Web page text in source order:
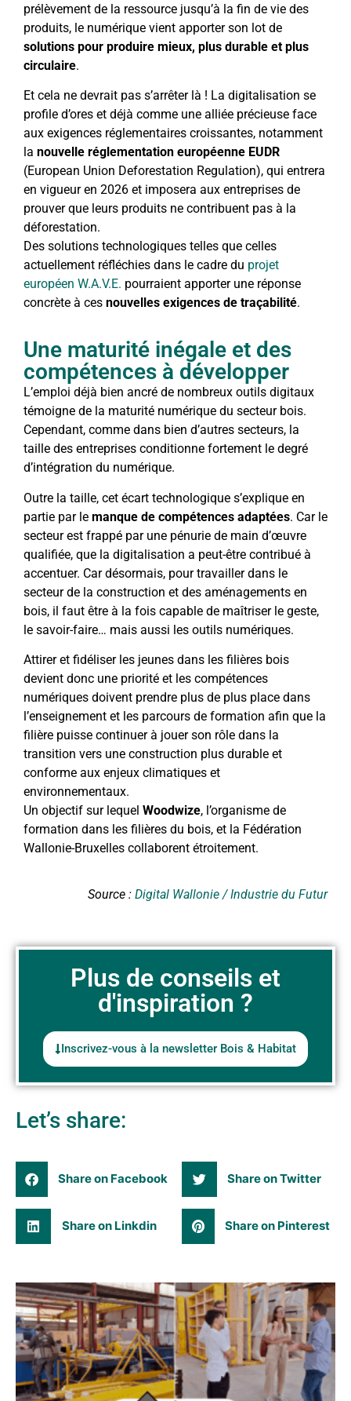
prélèvement de la ressource jusqu’à la fin de vie des
produits, le numérique vient apporter son lot de
solutions pour produire mieux, plus durable et plus
circulaire.
Et cela ne devrait pas s’arrêter là ! La digitalisation se
profile d’ores et déjà comme une alliée précieuse face
aux exigences réglementaires croissantes, notamment
la nouvelle réglementation européenne EUDR
(European Union Deforestation Regulation), qui entrera
en vigueur en 2026 et imposera aux entreprises de
prouver que leurs produits ne contribuent pas à la
déforestation.
Des solutions technologiques telles que celles
actuellement réfléchies dans le cadre du projet
européen W.A.V.E. pourraient apporter une réponse
concrète à ces nouvelles exigences de traçabilité.
Une maturité inégale et des
compétences à développer
L’emploi déjà bien ancré de nombreux outils digitaux
témoigne de la maturité numérique du secteur bois.
Cependant, comme dans bien d’autres secteurs, la
taille des entreprises conditionne fortement le degré
d’intégration du numérique.
Outre la taille, cet écart technologique s’explique en
partie par le manque de compétences adaptées. Car le
secteur est frappé par une pénurie de main d’œuvre
qualifiée, que la digitalisation a peut-être contribué à
accentuer. Car désormais, pour travailler dans le
secteur de la construction et des aménagements en
bois, il faut être à la fois capable de maîtriser le geste,
le savoir-faire… mais aussi les outils numériques.
Attirer et fidéliser les jeunes dans les filières bois
devient donc une priorité et les compétences
numériques doivent prendre plus de plus place dans
l’enseignement et les parcours de formation afin que la
filière puisse continuer à jouer son rôle dans la
transition vers une construction plus durable et
conforme aux enjeux climatiques et
environnementaux.
Un objectif sur lequel Woodwize, l’organisme de
formation dans les filières du bois, et la Fédération
Wallonie-Bruxelles collaborent étroitement.
Source : Digital Wallonie / Industrie du Futur
Plus de conseils et
d'inspiration ?
Inscrivez-vous à la newsletter Bois & Habitat
Let’s share:
Share on Facebook Share on Twitter
Share on Linkdin Share on Pinterest